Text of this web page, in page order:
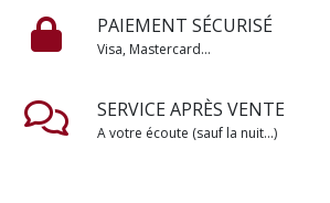
PAIEMENT SÉCURISÉ
Visa, Mastercard...
SERVICE APRÈS VENTE
A votre écoute (sauf la nuit...)